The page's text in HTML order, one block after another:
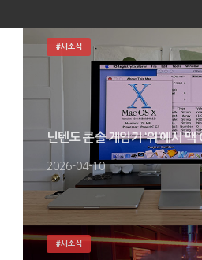
닌텐도 콘솔 게임기 ‘위’에서
2026-04-10
#새소식
#새소식